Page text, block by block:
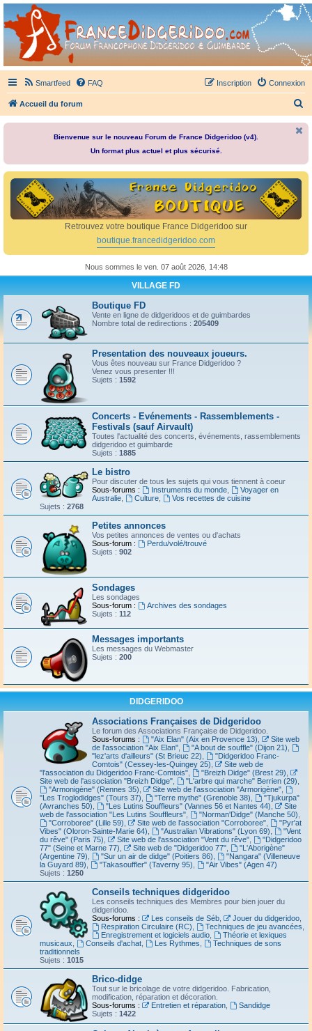
France Didgeridoo
Didgeridoo et Guimbarde sur France Didgeridoo - retrouvez la communauté.
Smartfeed FAQ Connexion
Inscription
Accueil du forum
e
r
Bienvenue sur le nouveau Forum de France Didgeridoo (v4).
Un format plus actuel et plus sécurisé.
Retrouvez votre boutique France Didgeridoo sur
boutique.francedidgeridoo.com
Nous sommes le ven. 07 août 2026, 14:48
VILLAGE FD
Boutique FD
Vente en ligne de didgeridoos et de guimbardes
Nombre total de redirections : 205409
Presentation des nouveaux joueurs.
Vous êtes nouveau sur France Didgeridoo ?
Venez vous presenter !!!
Sujets : 1592
Concerts - Evénements - Rassemblements -
Festivals (sauf Airvault)
Toutes l'actualité des concerts, événements, rassemblements
didgeridoo et guimbarde
Sujets : 1885
Le bistro
Pour discuter de tous les sujets qui vous tiennent à coeur
Sous-forums :
Instruments du monde,
Voyager en
Australie
Culture,
Vos recettes de cuisine
Sujets : 2768
Petites annonces
Vos petites annonces de ventes ou d'achats
Sous-forum :
Perdu/volé/trouvé
Sujets : 902
Sondages
Les sondages
Sous-forum :
Archives des sondages
Sujets : 112
Messages importants
Les messages du Webmaster
Sujets : 200
DIDGERIDOO
Associations Françaises de Didgeridoo
Le forum des Associations Française de Didgeridoo.
Sous-forums :
"Aix Elan" (Aix en Provence 13)
Site web
de l'association "Aix Elan"
"A bout de souffle" (Dijon 21)
"lez'arts d'ailleurs" (St Brieuc 22)
"Didgeridoo Franc-
Comtois" (Cessey-les-Quingey 25)
Site web de
"l'association du Didgeridoo Franc-Comtois"
"Breizh Didge" (Brest 29)
Site web de l'association "Breizh Didge"
"L'arbre qui marche" Berrien (29)
"Armonigène" (Rennes 35)
Site web de l'association "Armorigène",
"Les Troglodidges" (Tours 37)
"Terre mythe" (Grenoble 38)
"Tjukurpa"
(Avranches 50)
"Les Lutins Souffleurs" (Vannes 56 et Nantes 44)
Site
web de l'association "Les Lutins Souffleurs"
"Norman'Didge" (Manche 50)
"Corroboree" (Lille 59)
Site web de l'association "Corroboree",
"Pyr'at
Vibes" (Oloron-Sainte-Marie 64)
"Australian Vibrations" (Lyon 69)
"Vent
du rêve" (Paris 75)
Site web de l'association "Vent du rêve",
"Didgeridoo
77" (Seine et Marne 77)
Site web de "Didgeridoo 77",
"L'Aborigène"
(Argentine 79)
"Sur un air de didge" (Poitiers 86)
"Nangara" (Villeneuve
la Guyard 89)
"Takasouffler" (Taverny 95)
"Air Vibes" (Agen 47)
Sujets : 1250
Conseils techniques didgeridoo
Les conseils techniques des Membres pour bien jouer du
didgeridoo.
Sous-forums :
Les conseils de Séb, Jouer du didgeridoo,
Respiration Circulaire (RC)
Techniques de jeu avancées
Enregistrement et logiciels audio,
Théorie et lexiques
musicaux
Conseils d'achat, Les Rythmes
Techniques de sons
traditionnels
Sujets : 1015
Brico-didge
Tout sur le bricolage de votre didgeridoo. Fabrication,
modification, réparation et décoration.
Sous-forums :
Entretien et réparation,
Sandidge
Sujets : 1422